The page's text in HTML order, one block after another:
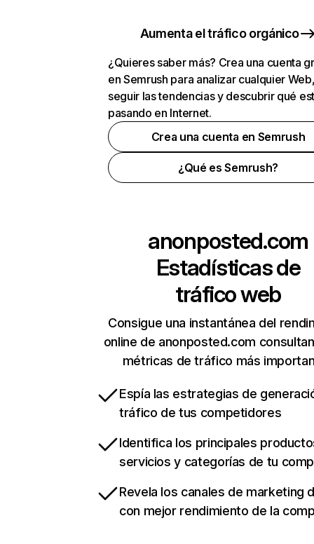
Aumenta el tráfico orgánico
¿Quieres saber más? Crea una cuenta
en Semrush para analizar cualquier
seguir las tendencias y descubrir qué
pasando en Internet.
Crea una cuenta en Semrush
¿Qué es Semrush?
anonposted.com
Estadísticas de
tráfico web
Consigue una instantánea del
online de anonposted.com
métricas de tráfico más
Espía las estrategias de
tráfico de tus competidores
Identifica los principales
servicios y categorías de tu
Revela los canales de marketing
con mejor rendimiento de la